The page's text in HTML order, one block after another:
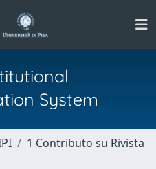
System
1 Contributo su Rivista